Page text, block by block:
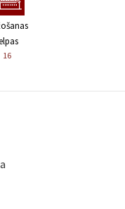
16